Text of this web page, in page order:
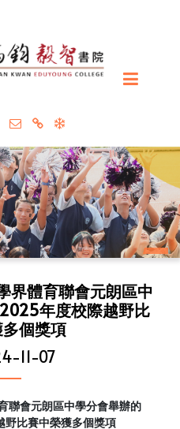
界體育聯會元朗區中
年度校際越野比
個獎項
11-07
聯會元朗區中學分會舉辦的
比賽中榮獲多個獎項